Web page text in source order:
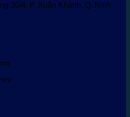
30/4, P. Xuân Khánh, Q. Ninh